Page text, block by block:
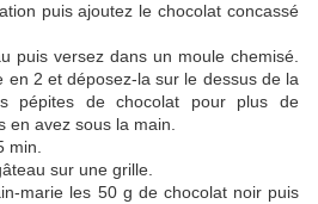
puis ajoutez le chocolat concassé
puis versez dans un moule chemisé.
en 2 et déposez-la sur le dessus de la
pépites de chocolat pour plus de
en avez sous la main.
min.
sur une grille.
marie les 50 g de chocolat noir puis